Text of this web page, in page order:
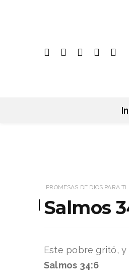
PROMESAS DE DIOS PARA TI
Salmos
Este pobre gritó, y
Salmos 34:6